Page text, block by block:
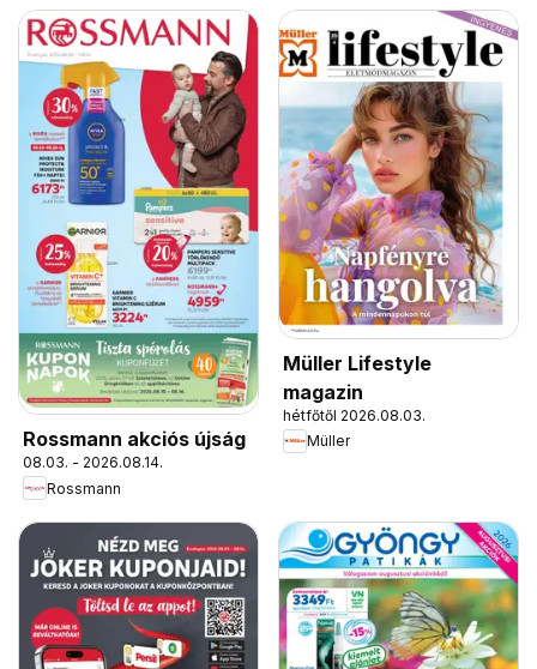
Rossmann akciós újság
08.03. - 2026.08.14.
Rossmann
Müller Lifestyle
magazin
hétfőtől 2026.08.03.
Müller